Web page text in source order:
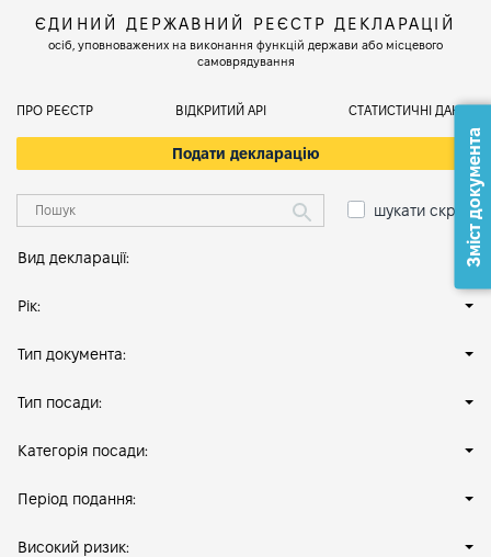
ЄДИНИЙ ДЕРЖАВНИЙ РЕЄСТР ДЕКЛАРАЦІЙ
осіб, уповноважених на виконання функцій держави або місцевого
самоврядування
ПРО РЕЄСТР ВІДКРИТИЙ АРІ СТАТИСТИЧНІ ДАНІ
Подати декларацію
шукати скрізь
Вид декларації:
Рік:
Тип документа:
Тип посади:
Категорія посади:
Період подання:
Високий ризик:
Зміст документа